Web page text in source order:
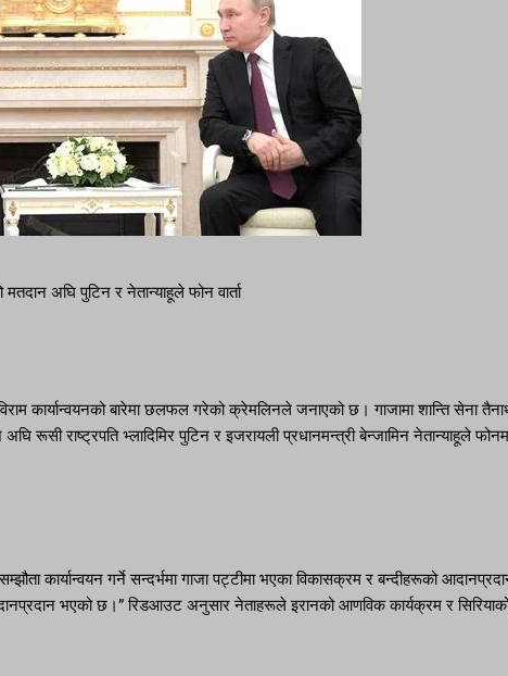
अघि पुटिन र नेतान्याहूले फोन वार्ता
कार्यान्वयनको बारेमा छलफल गरेको क्रेमलिनले जनाएको छ। गाजामा शान्ति सेना
रूसी राष्ट्रपति भ्लादिमिर पुटिन र इजरायली प्रधानमन्त्री बेन्जामिन नेतान्याहूले
कार्यान्वयन गर्ने सन्दर्भमा गाजा पट्टीमा भएका विकासक्रम र बन्दीहरूको
भएको छ।” रिडआउट अनुसार नेताहरूले इरानको आणविक कार्यक्रम र